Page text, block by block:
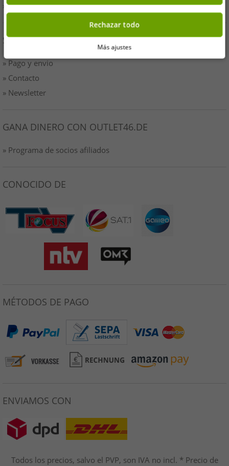
» Imprimir
SERVICIO
» Pago y envio
» Contacto
» Newsletter
GANA DINERO CON OUTLET46.DE
» Programa de socios afiliados
CONOCIDO DE
MÉTODOS DE PAGO
ENVIAMOS CON
Todos los precios, salvo el PVP, son IVA no incl. * Precio de
Rechazar todo
Más ajustes